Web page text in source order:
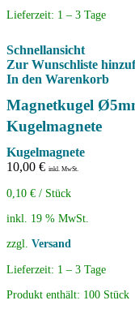
Lieferzeit: 1 – 3 Tage
Schnellansicht
Zur Wunschliste
In den Warenkorb
Magnetkugel
Kugelmagnete
Kugelmagnete
10,00 € inkl. MwSt.
0,10 € / Stück
inkl. 19 % MwSt.
zzgl. Versand
Lieferzeit: 1 – 3 Tage
Produkt enthält: 100 Stück